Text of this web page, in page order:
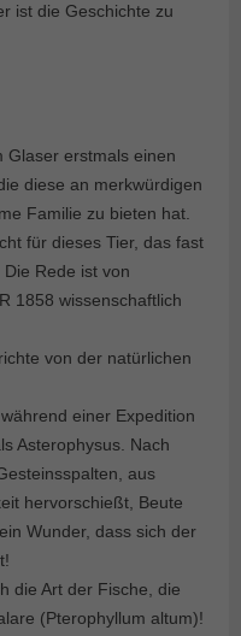
ist die Geschichte zu
Glaser erstmals einen
diese an merkwürdigen
Familie zu bieten hat.
für dieses Tier, das fast
Rede ist von
1858 wissenschaftlich
von der natürlichen
einer Expedition
Asterophysus. Nach
aus
hervorschießt, Beute
Wunder, dass sich der
die Art der Fische, die
(Pterophyllum altum)!